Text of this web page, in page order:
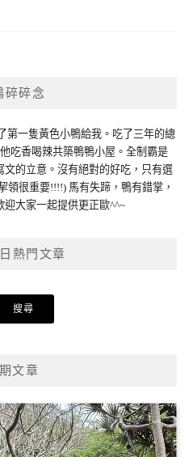
碎碎念
第一隻黃色小鴨給我。吃了三年的總
吃香喝辣共築鴨鴨小屋。全制霸是
的立意。沒有絕對的好吃，只有選
領很重要!!!!) 馬有失蹄，鴨有錯掌，
大家一起提供更正歐^^~
熱門文章
文章